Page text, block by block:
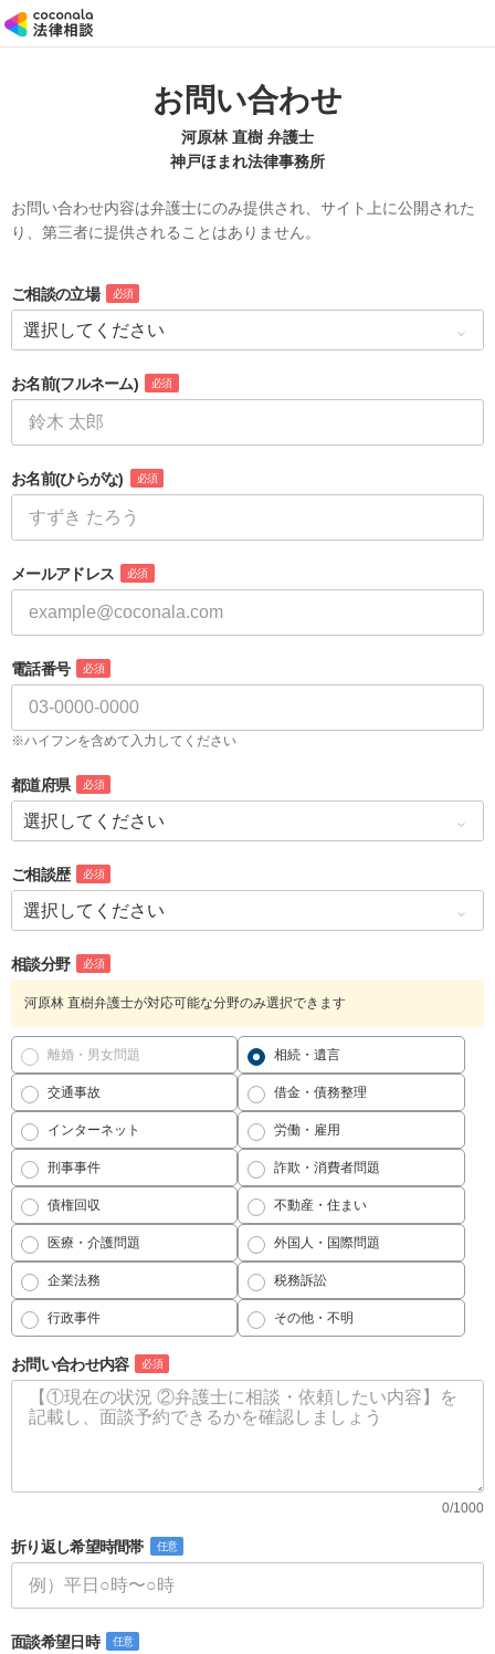
お問い合わせ
河原林 直樹 弁護士
神戸ほまれ法律事務所
お問い合わせ内容は弁護士にのみ提供され、サイト上に公開された
り、第三者に提供されることはありません。
ご相談の立場 必須
お名前(フルネーム) 必須
お名前(ひらがな) 必須
メールアドレス 必須
電話番号 必須
※ハイフンを含めて入力してください
都道府県 必須
ご相談歴 必須
相談分野 必須
河原林 直樹弁護士が対応可能な分野のみ選択できます
離婚・男女問題 相続・遺言
交通事故 借金・債務整理
インターネット 労働・雇用
刑事事件 詐欺・消費者問題
債権回収 不動産・住まい
医療・介護問題 外国人・国際問題
企業法務 税務訴訟
行政事件 その他・不明
お問い合わせ内容 必須
0/1000
折り返し希望時間帯 任意
面談希望日時 任意